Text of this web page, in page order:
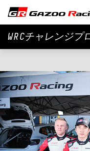
WRCチャレンジプ